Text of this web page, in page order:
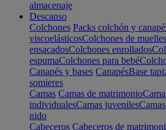
almacenaje
Descanso
Colchones Packs colchón y canapé
viscoelásticosColchones de muelles
ensacadosColchones enrollados
espumaColchones para bebé
Canapés y bases CanapésBase
somieres
Camas Camas de matrimonio
individualesCamas juveniles
nido
Cabeceros Cabeceros de